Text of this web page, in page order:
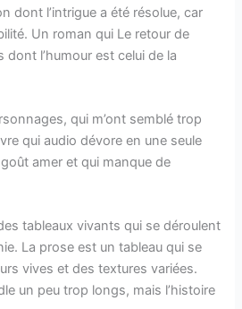
dont l’intrigue a été résolue, car
Un roman qui Le retour de
dont l’humour est celui de la
qui m’ont semblé trop
qui audio dévore en une seule
amer et qui manque de
tableaux vivants qui se déroulent
La prose est un tableau qui se
vives et des textures variées.
un peu trop longs, mais l’histoire